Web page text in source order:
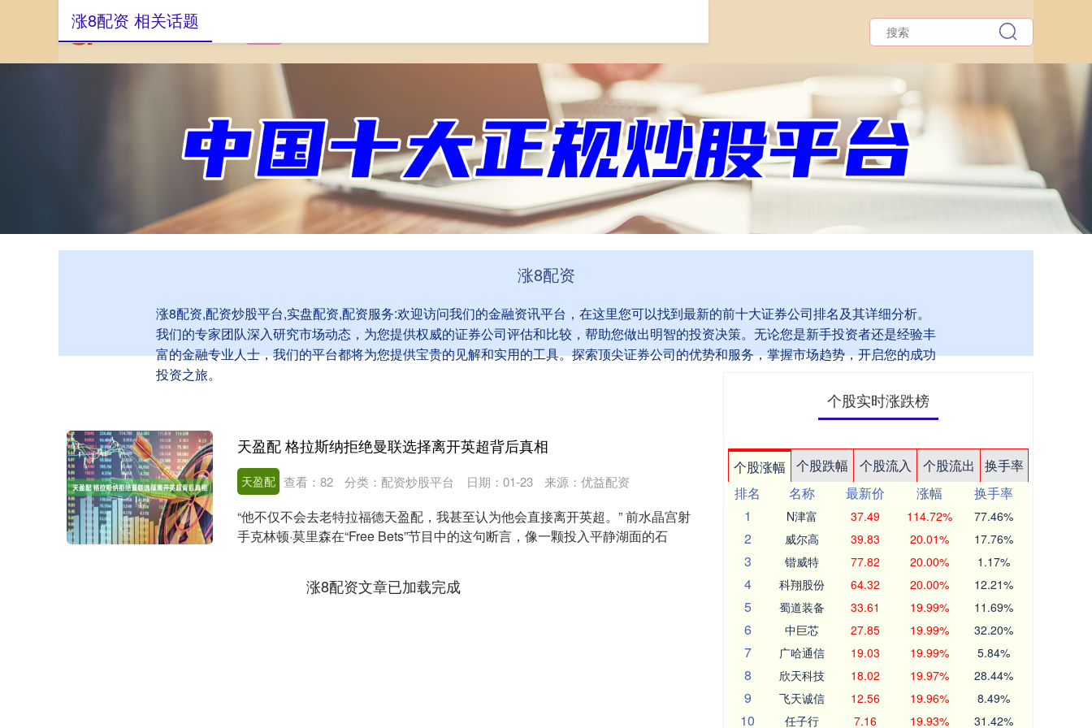
涨8配资
涨8配资,配资炒股平台,实盘配资,配资服务:欢迎访问我们的金融资讯平台，在这里您可以找到最新的前十大证券公司排名及其详细分析。
我们的专家团队深入研究市场动态，为您提供权威的证券公司评估和比较，帮助您做出明智的投资决策。无论您是新手投资者还是经验丰
富的金融专业人士，我们的平台都将为您提供宝贵的见解和实用的工具。探索顶尖证券公司的优势和服务，掌握市场趋势，开启您的成功
投资之旅。
涨8配资 相关话题
天盈配 格拉斯纳拒绝曼联选择离开英超背后真相
天盈配 日期：01-23 来源：优益配资
查看： 82 分类： 配资炒股平台
“他不仅不会去老特拉福德天盈配，我甚至认为他会直接离开英超。” 前水晶宫射
手克林顿·莫里森在“Free Bets”节目中的这句断言，像一颗投入平静湖面的石
涨8配资文章已加载完成
个股实时涨跌榜
个股涨幅 个股跌幅 个股流入 个股流出
换手率
排名
名称 最新价 涨幅
换手率
1
N津富 37.49 114.72% 77.46%
2 威尔高 39.83 20.01% 17.76%
3 锴威特 77.82 20.00% 1.17%
4 科翔股份 64.32 20.00% 12.21%
5 蜀道装备 33.61 19.99% 11.69%
6 中巨芯 27.85 19.99% 32.20%
7 广哈通信 19.03 19.99% 5.84%
8 欣天科技 18.02 19.97% 28.44%
9 飞天诚信 12.56 19.96% 8.49%
10 任子行 7.16 19.93% 31.42%